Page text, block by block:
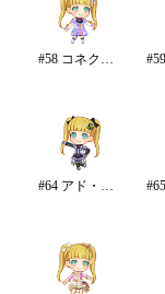
#58 コネクテッド・パラレル
#64 アド・アストラ